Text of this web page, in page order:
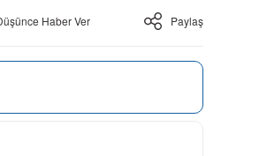
Haber Ver Paylaş